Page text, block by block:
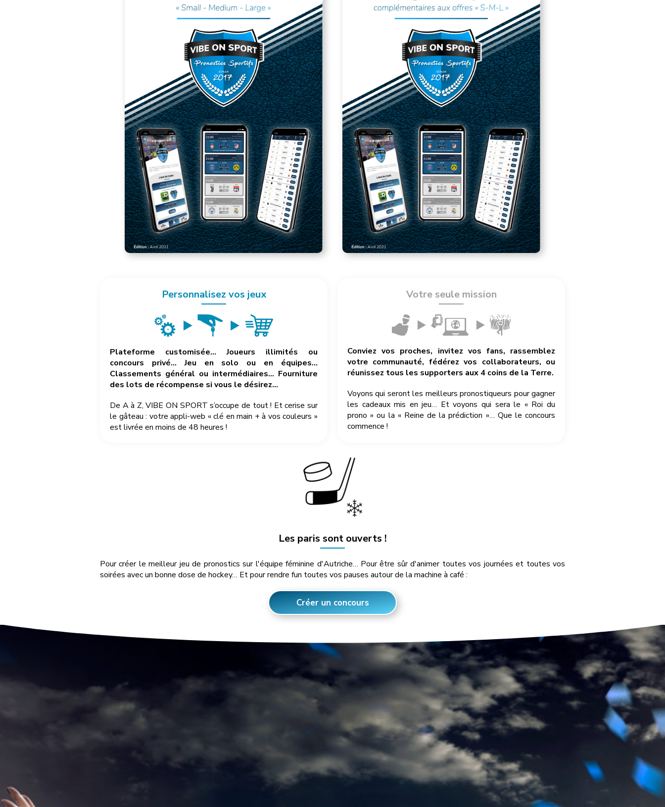
Personnalisez vos jeux
Plateforme customisée… Joueurs illimités ou
concours privé… Jeu en solo ou en équipes…
Classements général ou intermédiaires… Fourniture
des lots de récompense si vous le désirez…
De A à Z, VIBE ON SPORT s’occupe de tout ! Et cerise sur
le gâteau : votre appli-web « clé en main + à vos couleurs »
est livrée en moins de 48 heures !
Votre seule mission
Conviez vos proches, invitez vos fans, rassemblez
votre communauté, fédérez vos collaborateurs, ou
réunissez tous les supporters aux 4 coins de la Terre.
Voyons qui seront les meilleurs pronostiqueurs pour gagner
les cadeaux mis en jeu… Et voyons qui sera le « Roi du
prono » ou la « Reine de la prédiction »… Que le concours
commence !
Les paris sont ouverts !
Pour créer le meilleur jeu de pronostics sur l'équipe féminine d'Autriche… Pour être sûr d'animer toutes vos journées et toutes vos
soirées avec un bonne dose de hockey… Et pour rendre fun toutes vos pauses autour de la machine à café :
Créer un concours